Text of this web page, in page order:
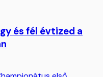
és fél évtized a